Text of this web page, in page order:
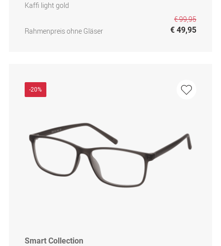
Kaffi light gold
Rahmenpreis ohne Gläser
€ 99,95
€ 49,95
-20%
Smart Collection